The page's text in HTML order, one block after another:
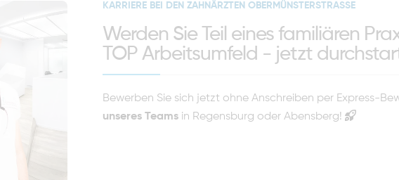
KARRIERE BEI DEN ZAHNÄRZTEN OBERMÜNSTERSTRASSE
Werden Sie Teil eines familiären
TOP Arbeitsumfeld - jetzt
Bewerben Sie sich jetzt ohne Anschreiben per Express-
unseres Teamsin Regensburg oder Abensberg!